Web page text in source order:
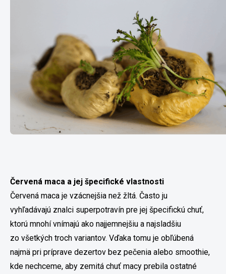
Červená maca a jej špecifické vlastnosti
Červená maca je vzácnejšia než žltá. Často ju
vyhľadávajú znalci superpotravín pre jej špecifickú chuť,
ktorú mnohí vnímajú ako najjemnejšiu a najsladšiu
zo všetkých troch variantov. Vďaka tomu je obľúbená
najmä pri príprave dezertov bez pečenia alebo smoothie,
kde nechceme, aby zemitá chuť macy prebila ostatné